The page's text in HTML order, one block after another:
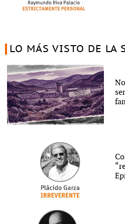
LO MÁS VISTO DE LA